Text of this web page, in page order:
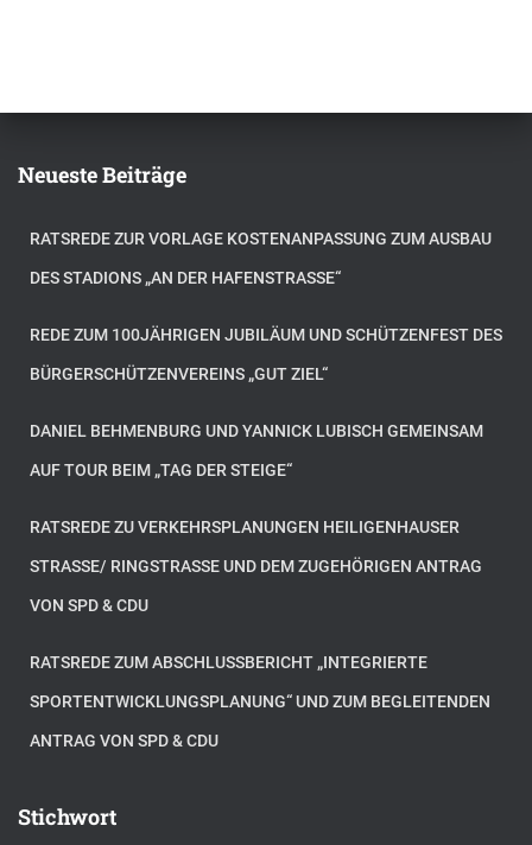
Neueste Beiträge
RATSREDE ZUR VORLAGE KOSTENANPASSUNG ZUM AUSBAU
DES STADIONS „AN DER HAFENSTRASSE“
REDE ZUM 100JÄHRIGEN JUBILÄUM UND SCHÜTZENFEST DES
BÜRGERSCHÜTZENVEREINS „GUT ZIEL“
DANIEL BEHMENBURG UND YANNICK LUBISCH GEMEINSAM
AUF TOUR BEIM „TAG DER STEIGE“
RATSREDE ZU VERKEHRSPLANUNGEN HEILIGENHAUSER
STRASSE/ RINGSTRASSE UND DEM ZUGEHÖRIGEN ANTRAG VO
N SPD & CDU
RATSREDE ZUM ABSCHLUSSBERICHT „INTEGRIERTE
SPORTENTWICKLUNGSPLANUNG“ UND ZUM BEGLEITENDEN
ANTRAG VON SPD & CDU
Stichwort